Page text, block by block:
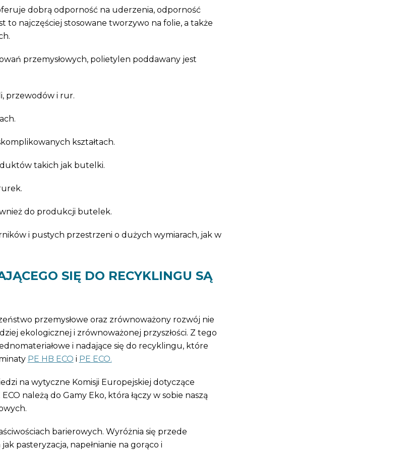
dobrą odporność na uderzenia, odporność
to najczęściej stosowane tworzywo na folie, a także
przemysłowych, polietylen poddawany jest
przewodów i rur.
kształtach.
takich jak butelki.
do produkcji butelek.
i pustych przestrzeni o dużych wymiarach, jak w
SIĘ DO RECYKLINGU SĄ
przemysłowe oraz zrównoważony rozwój nie
ekologicznej i zrównoważonej przyszłości. Z tego
i nadające się do recyklingu, które
PE HB ECO i PE ECO.
na wytyczne Komisji Europejskiej dotyczące
należą do Gamy Eko, która łączy w sobie naszą
barierowych. Wyróżnia się przede
pasteryzacja, napełnianie na gorąco i